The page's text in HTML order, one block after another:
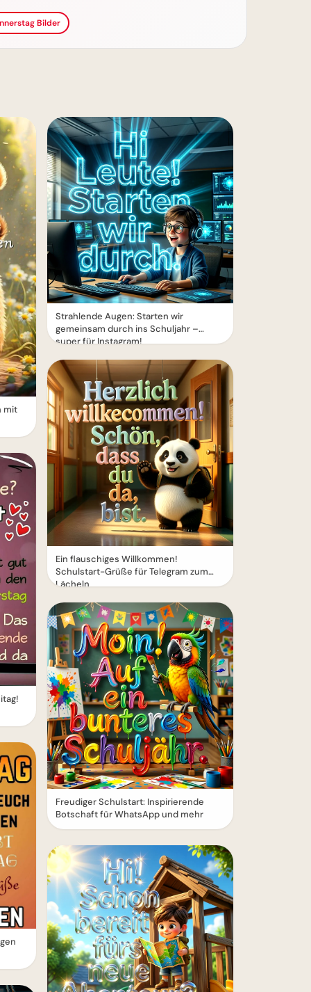
Bilder
mit
Strahlende Augen: Starten wir
gemeinsam durch ins Schuljahr –
super für Instagram!
Ein flauschiges Willkommen!
Schulstart-Grüße für Telegram zum
Lächeln
Freudiger Schulstart: Inspirierende
Botschaft für WhatsApp und mehr